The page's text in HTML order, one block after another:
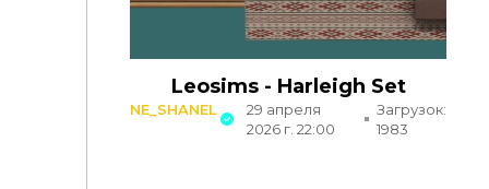
Leosims - Harleigh Set
NE_SHANEL
29 апреля
2026 г. 22:00
Загрузок:
1983